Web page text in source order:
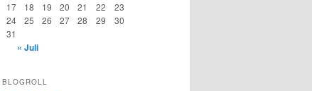
17
18 19 20 21 22
23
24
25 26 27 28 29
30
31
« Juli
BLOGROLL